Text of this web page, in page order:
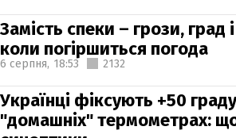
Замість спеки – грози, град
коли погіршиться погода
6 серпня, 18:53 2132
Українці фіксують +50
"домашніх" термометрах: